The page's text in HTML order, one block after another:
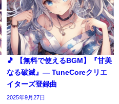
🎵 【無料で使えるBGM】『甘美
なる破滅』― TuneCoreクリエ
イターズ登録曲
2025年9月27日